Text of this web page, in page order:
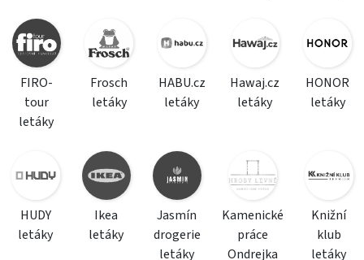
FIRO-
tour
letáky
Frosch
letáky
HABU.cz
letáky
Hawaj.cz
letáky
HONOR
letáky
HUDY
letáky
Ikea
letáky
Jasmín
drogerie
letáky
Kamenické
práce
Ondrejka
Knižní
klub
letáky